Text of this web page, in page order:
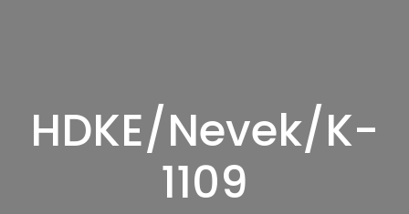
HDKE/Nevek/K-
1109